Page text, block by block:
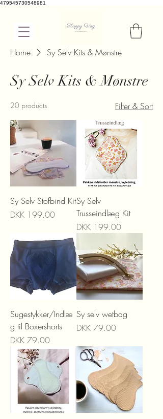
479545730548981
Home Sy Selv Kits & Mønstre
Sy Selv Kits & Mønstre
20 products Filter & Sort
Sy Selv Stofbind Kit
Price
DKK 199.00
Sy Selv
Trusseindlæg Kit
Price
DKK 199.00
Sugestykker/Indlæ
g til Boxershorts
Price
DKK 79.00
Sy selv wetbag
Price
DKK 79.00